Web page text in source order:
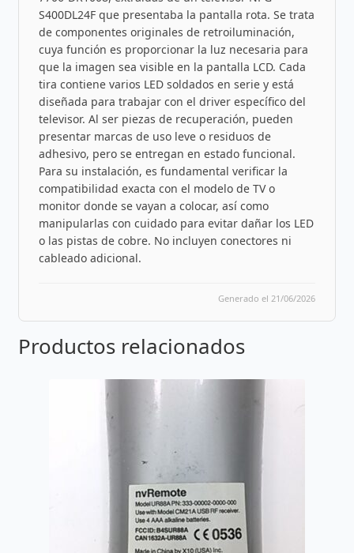
S400DL24F que presentaba la pantalla rota. Se trata
de componentes originales de retroiluminación,
cuya función es proporcionar la luz necesaria para
que la imagen sea visible en la pantalla LCD. Cada
tira contiene varios LED soldados en serie y está
diseñada para trabajar con el driver específico del
televisor. Al ser piezas de recuperación, pueden
presentar marcas de uso leve o residuos de
adhesivo, pero se entregan en estado funcional.
Para su instalación, es fundamental verificar la
compatibilidad exacta con el modelo de TV o
monitor donde se vayan a colocar, así como
manipularlas con cuidado para evitar dañar los LED
o las pistas de cobre. No incluyen conectores ni
cableado adicional.
Generado el 21/06/2026
Productos relacionados